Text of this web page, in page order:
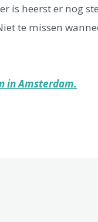
is heerst er nog
te missen
in Amsterdam.